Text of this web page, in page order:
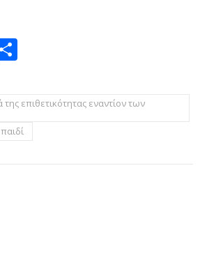
επιθετικότητας εναντίον των
παιδί